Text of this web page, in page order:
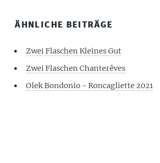
ÄHNLICHE BEITRÄGE
Zwei Flaschen Kleines Gut
Zwei Flaschen Chanterêves
Olek Bondonio - Roncagliette 2021